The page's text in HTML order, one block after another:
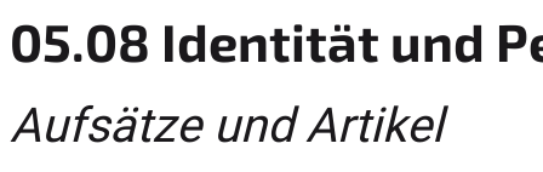
05.08 Identität und
Aufsätze und Artikel